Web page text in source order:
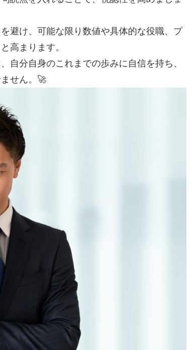
避け、可能な限り数値や具体的な役職、プ
高まります。
自分自身のこれまでの歩みに自信を持ち、
せん。🚀